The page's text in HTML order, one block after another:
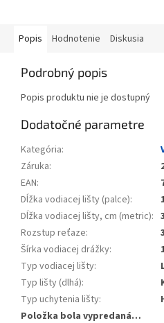
Popis Hodnotenie Diskusia
Podrobný popis
Popis produktu nie je dostupný
Dodatočné parametre
Kategória:
Záruka:
EAN:
Dĺžka vodiacej lišty (palce):
Dĺžka vodiacej lišty, cm (metric):
Rozstup reťaze:
Šírka vodiacej drážky:
Typ vodiacej lišty:
Typ lišty (dlhá):
Typ uchytenia lišty:
Položka bola vypredaná…